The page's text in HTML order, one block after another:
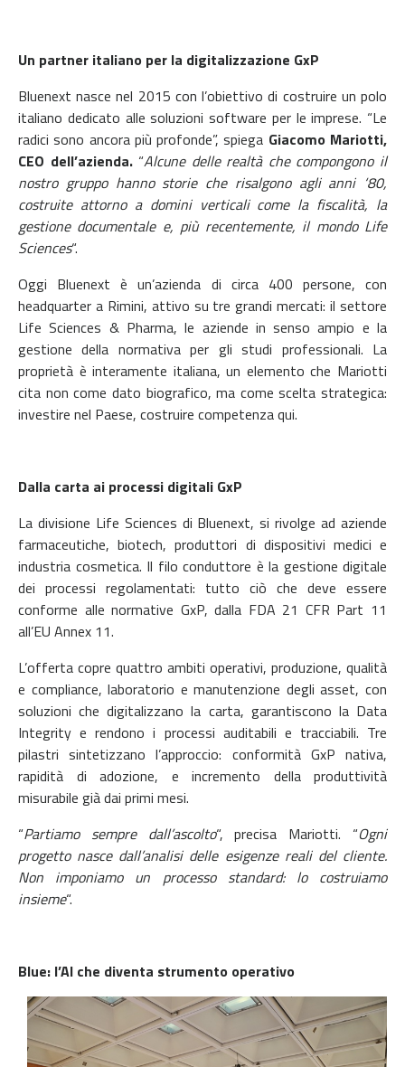
Un partner italiano per la digitalizzazione GxP
Bluenext nasce nel 2015 con l’obiettivo di costruire un polo
italiano dedicato alle soluzioni software per le imprese. “Le
radici sono ancora più profonde”, spiega Giacomo Mariotti,
CEO dell’azienda.“Alcune delle realtà che compongono il
nostro gruppo hanno storie che risalgono agli anni ‘80,
costruite attorno a domini verticali come la fiscalità, la
gestione documentale e, più recentemente, il mondo Life
Sciences“.
Oggi Bluenext è un’azienda di circa 400 persone, con
headquarter a Rimini, attivo su tre grandi mercati: il settore
Life Sciences & Pharma, le aziende in senso ampio e la
gestione della normativa per gli studi professionali. La
proprietà è interamente italiana, un elemento che Mariotti
cita non come dato biografico, ma come scelta strategica:
investire nel Paese, costruire competenza qui.
Dalla carta ai processi digitali GxP
La divisione Life Sciences di Bluenext, si rivolge ad aziende
farmaceutiche, biotech, produttori di dispositivi medici e
industria cosmetica. Il filo conduttore è la gestione digitale
dei processi regolamentati: tutto ciò che deve essere
conforme alle normative GxP, dalla FDA 21 CFR Part 11
all’EU Annex 11.
L’offerta copre quattro ambiti operativi, produzione, qualità
e compliance, laboratorio e manutenzione degli asset, con
soluzioni che digitalizzano la carta, garantiscono la Data
Integrity e rendono i processi auditabili e tracciabili. Tre
pilastri sintetizzano l’approccio: conformità GxP nativa,
rapidità di adozione, e incremento della produttività
misurabile già dai primi mesi.
“Partiamo sempre dall’ascolto“, precisa Mariotti. “Ogni
progetto nasce dall’analisi delle esigenze reali del cliente.
Non imponiamo un processo standard: lo costruiamo
insieme“.
Blue: l’AI che diventa strumento operativo